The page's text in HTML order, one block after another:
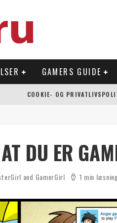
GAMERS GUIDE
COOKIE- OG
DU ER
and GamerGirl 1 min